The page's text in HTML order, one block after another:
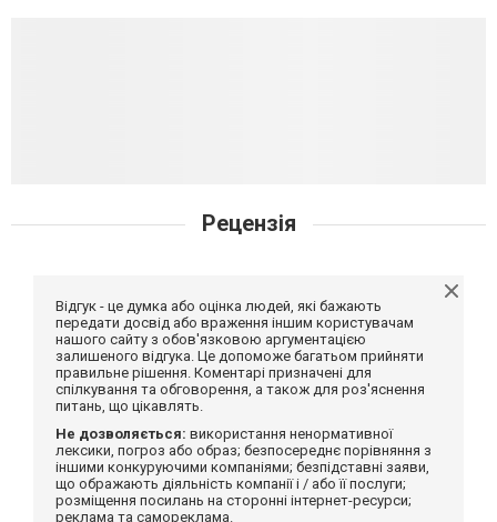
Рецензія
Відгук - це думка або оцінка людей, які бажають
передати досвід або враження іншим користувачам
нашого сайту з обов'язковою аргументацією
залишеного відгука. Це допоможе багатьом прийняти
правильне рішення. Коментарі призначені для
спілкування та обговорення, а також для роз'яснення
питань, що цікавлять.
Не дозволяється: використання ненормативної
лексики, погроз або образ; безпосереднє порівняння з
іншими конкуруючими компаніями; безпідставні заяви,
що ображають діяльність компанії і / або її послуги;
розміщення посилань на сторонні інтернет-ресурси;
реклама та самореклама.